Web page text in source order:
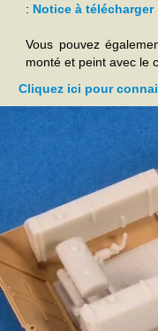
: Notice à télécharger
Vous pouvez
monté et peint avec le
Cliquez ici pour